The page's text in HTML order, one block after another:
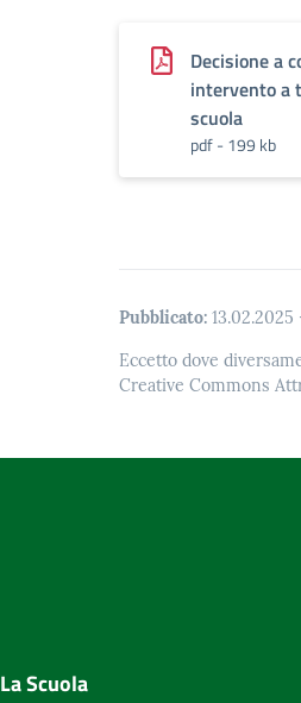
Decisione a
intervento a
scuola
pdf - 199 kb
Pubblicato: 13.02.2025
Eccetto dove
Creative Commons
La Scuola